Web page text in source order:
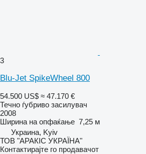
3
Blu-Jet SpikeWheel 800
54.500 US$ ≈ 47.170 €
Течно ѓубриво засилувач
2008
Ширина на опфаќање 7,25 м
Украина, Kyiv
ТОВ "АРАКІС УКРАЇНА"
Контактирајте го продавачот